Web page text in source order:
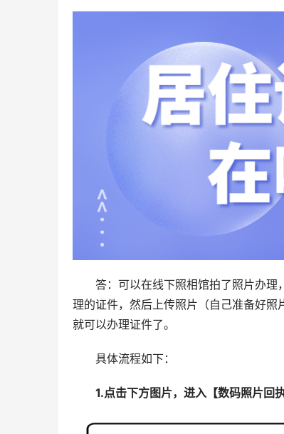
答：可以在线下照相馆拍了照片办理
理的证件，然后上传照片（自己准备好
就可以办理证件了。
具体流程如下：
1.点击下方图片，进入【数码照片回